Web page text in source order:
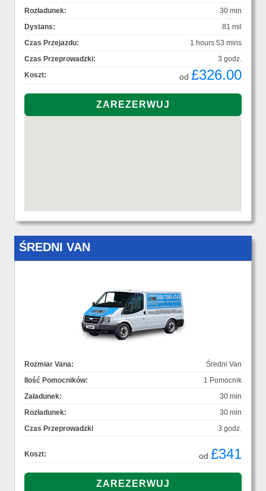
Rozładunek:
30 min
Dystans:
81 mil
Czas Przejazdu:
1 hours 53 mins
Czas Przeprowadzki:
3 godz.
Koszt:
od £326.00
ŚREDNI VAN
Rozmiar Vana:
Średni Van
Ilość Pomocników:
1 Pomocnik
Załadunek:
30 min
Rozładunek:
30 min
Czas Przeprowadzki
3 godz.
Koszt: od £341